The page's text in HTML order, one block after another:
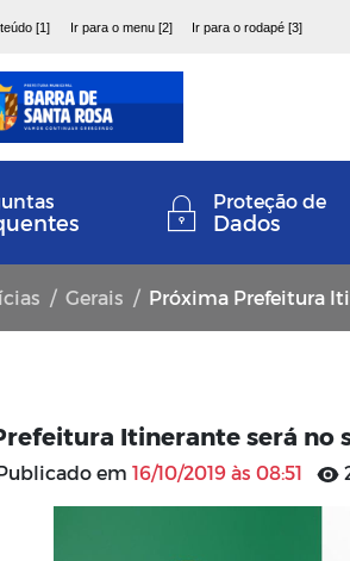
[1] Ir para o menu [2] Ir para o rodapé [3]
Proteção de
Dados
Gerais Próxima Prefeitura
Itinerante será no
em 16/10/2019 às 08:51